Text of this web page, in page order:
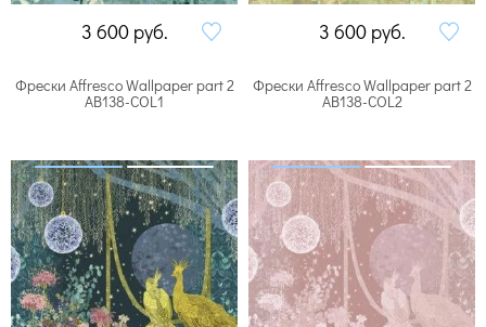
3 600 руб. 3 600 руб.
Фрески Affresco Wallpaper part 2
AB138-COL1
Фрески Affresco Wallpaper part 2
AB138-COL2